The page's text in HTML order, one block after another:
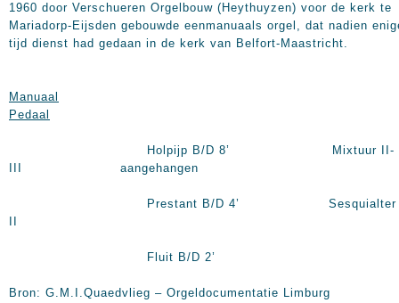
1960 door Verschueren Orgelbouw (Heythuyzen) voor de kerk te
Mariadorp-Eijsden gebouwde eenmanuaals orgel, dat nadien
tijd dienst had gedaan in de kerk van Belfort-Maastricht.
Manuaal
Pedaal
Holpijp B/D 8’ Mixtuur II-
III aangehangen
Prestant B/D 4’ Sesquialter
Fluit B/D 2’
Bron: G.M.I.Quaedvlieg – Orgeldocumentatie Limburg